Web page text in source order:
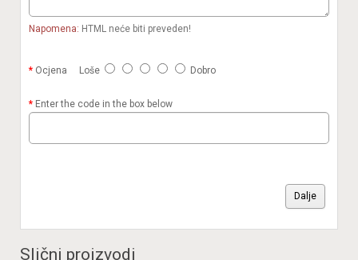
Napomena: HTML neće biti preveden!
Ocjena Loše Dobro
Enter the code in the box below
Dalje
Slični proizvodi